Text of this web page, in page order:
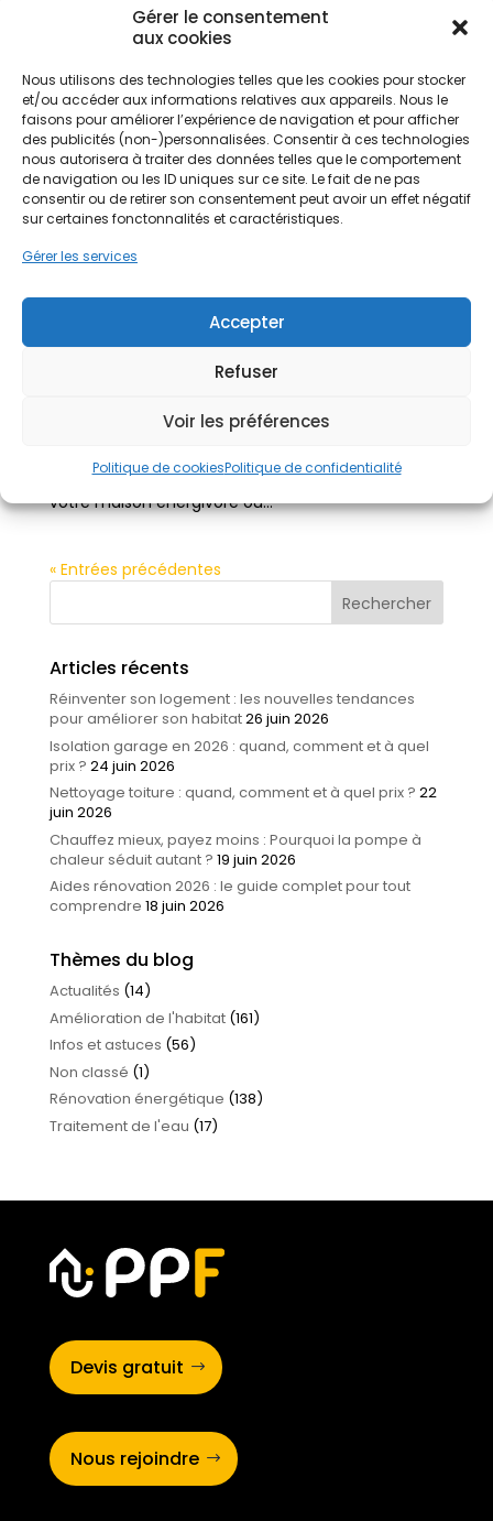
Gérer le consentement
aux cookies
Nous utilisons des technologies telles que les cookies pour stocker
et/ou accéder aux informations relatives aux appareils. Nous le
faisons pour améliorer l’expérience de navigation et pour afficher
des publicités (non-)personnalisées. Consentir à ces technologies
nous autorisera à traiter des données telles que le comportement
de navigation ou les ID uniques sur ce site. Le fait de ne pas
consentir ou de retirer son consentement peut avoir un effet négatif
sur certaines fonctonnalités et caractéristiques.
Gérer les services
Accepter
Refuser
Voir les préférences
Politique de cookiesPolitique de confidentialité
transformer en habitat
15 Mai 2026|Rénovation énergétique
DPE ? Vous êtes propriétaire ou bailleur et vous
de la loi Climat et Résilience ? Découvrez
comment améliorer l’efficacité énergétique de
votre maison énergivore ou...
« Entrées précédentes
Articles récents
Réinventer son logement : les nouvelles tendances
pour améliorer son habitat26 juin 2026
Isolation garage en 2026 : quand, comment et à quel
prix ? 24 juin 2026
Nettoyage toiture : quand, comment et à quel prix ? 22
juin 2026
Chauffez mieux, payez moins : Pourquoi la pompe à
chaleur séduit autant ? 19 juin 2026
Aides rénovation 2026 : le guide complet pour tout
comprendre 18 juin 2026
Thèmes du blog
Actualités (14)
Amélioration de l'habitat(161)
Infos et astuces (56)
Non classé (1)
Rénovation énergétique (138)
Traitement de l'eau (17)
Devis gratuit
Nous rejoindre